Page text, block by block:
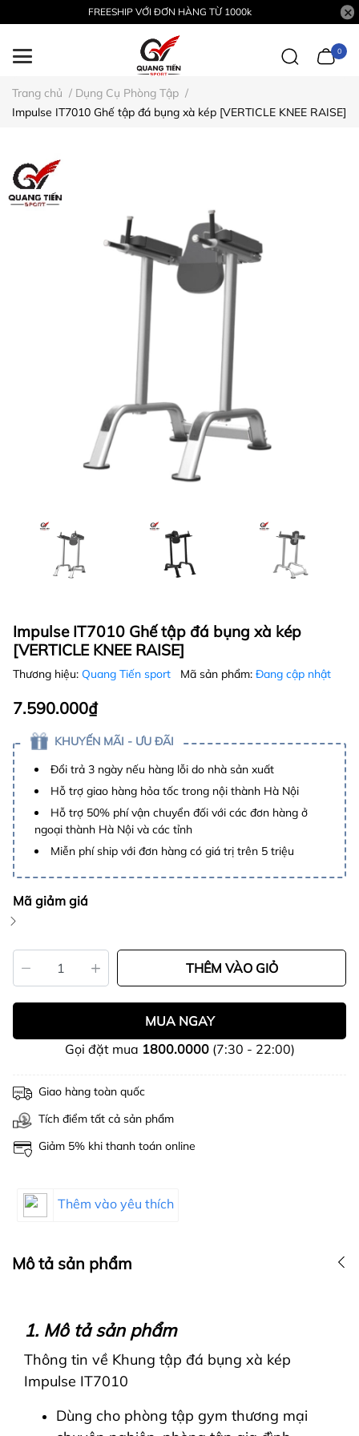
FREESHIP VỚI ĐƠN HÀNG TỪ 1000k
0
Trang chủ / Dụng Cụ Phòng Tập /
Impulse IT7010 Ghế tập đá bụng xà kép [VERTICLE KNEE RAISE]
Impulse IT7010 Ghế tập đá bụng xà kép
[VERTICLE KNEE RAISE]
Thương hiệu: Quang Tiến sport Mã sản phẩm: Đang cập nhật
7.590.000₫
KHUYẾN MÃI - ƯU ĐÃI
Đổi trả 3 ngày nếu hàng lỗi do nhà sản xuất
Hỗ trợ giao hàng hỏa tốc trong nội thành Hà Nội
Hỗ trợ 50% phí vận chuyển đối với các đơn hàng ở
ngoại thành Hà Nội và các tỉnh
Miễn phí ship với đơn hàng có giá trị trên 5 triệu
Mã giảm giá
THÊM VÀO GIỎ
MUA NGAY
Gọi đặt mua 1800.0000(7:30 - 22:00)
Giao hàng toàn quốc
Tích điểm tất cả sản phẩm
Giảm 5% khi thanh toán online
Thêm vào yêu thích
Mô tả sản phẩm
1. Mô tả sản phẩm
Thông tin về Khung tập đá bụng xà kép
Impulse IT7010
Dùng cho phòng tập gym thương mại